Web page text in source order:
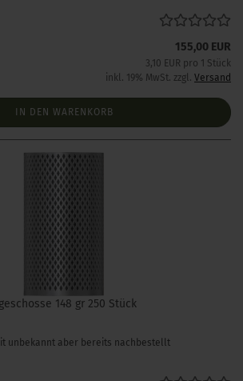
155,00 EUR
3,10 EUR pro 1 Stück
inkl. 19% MwSt. zzgl. Versand
IN DEN WARENKORB
148 gr 250 Stück
unbekannt aber bereits nachbestellt